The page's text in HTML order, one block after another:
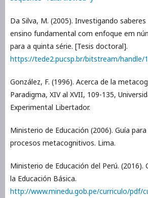
Da Silva, M. (2005). Investigando
ensino fundamental com enfoque em
para a quinta série. [Tesis doctoral].
https://tede2.pucsp.br/bitstream/handle/
González, F. (1996). Acerca de la
Paradigma, XIV al XVII, 109-135,
Experimental Libertador.
Ministerio de Educación (2006). Guía
procesos metacognitivos. Lima.
Ministerio de Educación del Perú. (2016).
la Educación Básica.
http://www.minedu.gob.pe/curriculo/pdf/